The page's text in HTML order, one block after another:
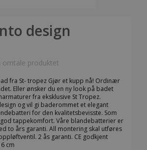
design
omtale produktet
fra St- tropez Gjør et kupp nå! Ordinær
Eller ønsker du en ny look på badet
fra eksklusive St Tropez.
og vil gi baderommet et elegant
for den kvalitetsbevisste. Som
tappekomfort. Våre blandebatterier er
to års garanti. All montering skal utføres
2 ås garanti. CE godkjent
cm